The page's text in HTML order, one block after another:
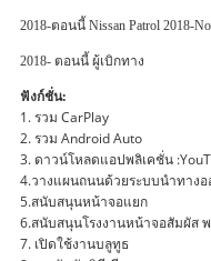
2018-ตอนนี้ Nissan Patrol 2018-
2018- ตอนนี้ ผู้เบิกทาง
ฟังก์ชั่น:
1. รวม CarPlay
2. รวม Android Auto
3. ดาวน์โหลดแอปพลิเคชั่น
4.วางแผนถนนด้วยระบบนำทาง
5.สนับสนุนหน้าจอแยก
6.สนับสนุนโรงงานหน้าจอสัมผัส
7. เปิดใช้งานบลูทูธ